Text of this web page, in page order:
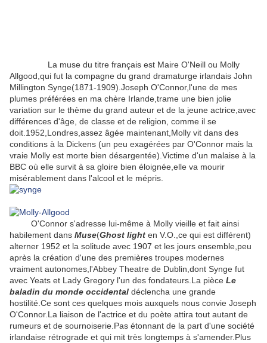
La muse du titre français est Maire O'Neill ou Molly
Allgood,qui fut la compagne du grand dramaturge irlandais John
Millington Synge(1871-1909).Joseph O'Connor,l'une de mes
plumes préférées en ma chère Irlande,trame une bien jolie
variation sur le thème du grand auteur et de la jeune actrice,avec
différences d'âge, de classe et de religion, comme il se
doit.1952,Londres,assez âgée maintenant,Molly vit dans des
conditions à la Dickens (un peu exagérées par O'Connor mais la
vraie Molly est morte bien désargentée).Victime d'un malaise à la
BBC où elle survit à sa gloire bien éloignée,elle va mourir
misérablement dans l'alcool et le mépris.
O'Connor s'adresse lui-même à Molly vieille et fait ainsi
habilement dans Muse(Ghost light en V.O.,ce qui est différent)
alterner 1952 et la solitude avec 1907 et les jours ensemble,peu
après la création d'une des premières troupes modernes
vraiment autonomes,l'Abbey Theatre de Dublin,dont Synge fut
avec Yeats et Lady Gregory l'un des fondateurs.La pièce Le
baladin du monde occidental déclencha une grande
hostilité.Ce sont ces quelques mois auxquels nous convie Joseph
O'Connor.La liaison de l'actrice et du poète attira tout autant de
rumeurs et de sournoiserie.Pas étonnant de la part d'une société
irlandaise rétrograde et qui mit très longtemps à s'amender.Plus